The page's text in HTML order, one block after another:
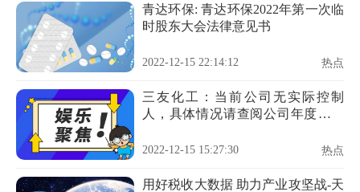
青达环保: 青达环保2022年第一次临
时股东大会法律意见书
2022-12-15 22:14:12 热点
三友化工：当前公司无实际控制
人，具体情况请查阅公司年度报告
别说明 今日热门
2022-12-15 15:27:30 热点
用好税收大数据 助力产业攻坚战-天